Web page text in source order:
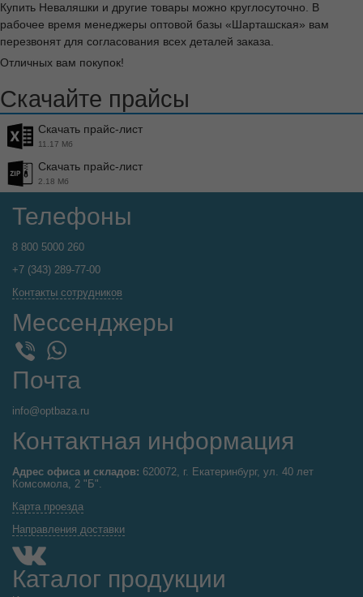
Купить Неваляшки и другие товары можно круглосуточно. В
рабочее время менеджеры оптовой базы «Шарташская» вам
перезвонят для согласования всех деталей заказа.
Отличных вам покупок!
Скачайте прайсы
Скачать прайс-лист
11.17 Мб
Скачать прайс-лист
2.18 Мб
Телефоны
8 800 5000 260
+7 (343) 289-77-00
Контакты сотрудников
Мессенджеры
WhatsApp
Почта
info@optbaza.ru
Контактная информация
Адрес офиса и складов: 620072, г. Екатеринбург, ул. 40 лет
Комсомола, 2 "Б".
Карта проезда
Направления доставки
Каталог продукции